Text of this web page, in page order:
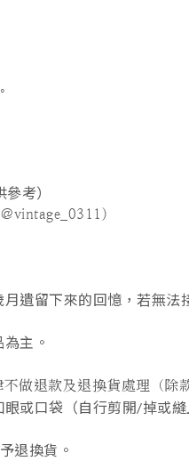
考）
遺留下來的回憶，若無法
主。
做退款及退換貨處理（除
或口袋（自行剪開/掉或
退換貨。